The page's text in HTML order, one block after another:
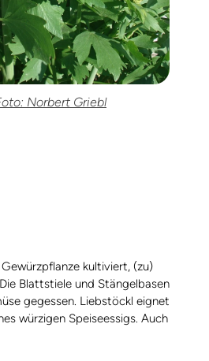
Norbert Griebl
kultiviert, (zu)
Blattstiele und Stängelbasen
gegessen. Liebstöckl eignet
würzigen Speiseessigs. Auch